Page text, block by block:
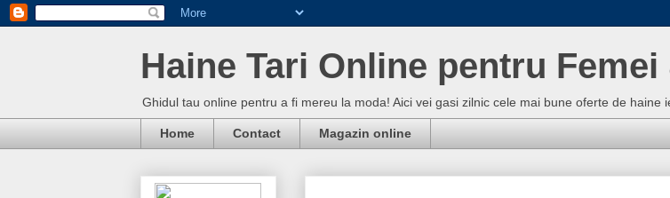
Haine Tari Online pentru
Ghidul tau online pentru a fi mereu la moda! Aici vei gasi zilnic cele mai bune oferte de
Home Contact Magazin online